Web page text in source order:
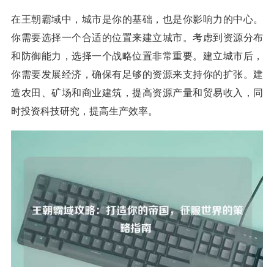
在王朝霸域中，城市是你的基础，也是你影响力的中心。
你需要选择一个合适的位置来建立城市。考虑到资源分布
和防御能力，选择一个战略位置非常重要。建立城市后，
你需要发展经济，确保有足够的资源来支持你的扩张。建
造农田、矿场和商业建筑，提高资源产量和贸易收入，同
时投资科技研究，提高生产效率。